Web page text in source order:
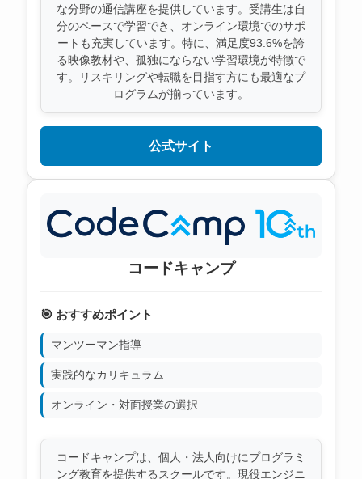
な分野の通信講座を提供しています。受講生は自
分のペースで学習でき、オンライン環境でのサポ
ートも充実しています。特に、満足度93.6%を誇
る映像教材や、孤独にならない学習環境が特徴で
す。リスキリングや転職を目指す方にも最適なプ
ログラムが揃っています。
公式サイト
コードキャンプ
🎯 おすすめポイント
マンツーマン指導
実践的なカリキュラム
オンライン・対面授業の選択
コードキャンプは、個人・法人向けにプログラミ
ング教育を提供するスクールです。現役エンジニ